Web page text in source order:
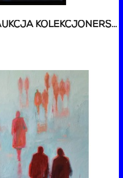
69 AUKCJA SZTUKI - AUKCJA KOLEKCJONERSKA